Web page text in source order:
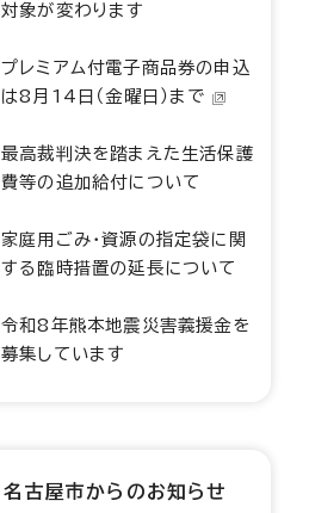
対象が変わります
プレミアム付電子商品券の申込
は8月14日（金曜日）まで
最高裁判決を踏まえた生活保護
費等の追加給付について
家庭用ごみ・資源の指定袋に関
する臨時措置の延長について
令和8年熊本地震災害義援金を
募集しています
名古屋市からのお知らせ